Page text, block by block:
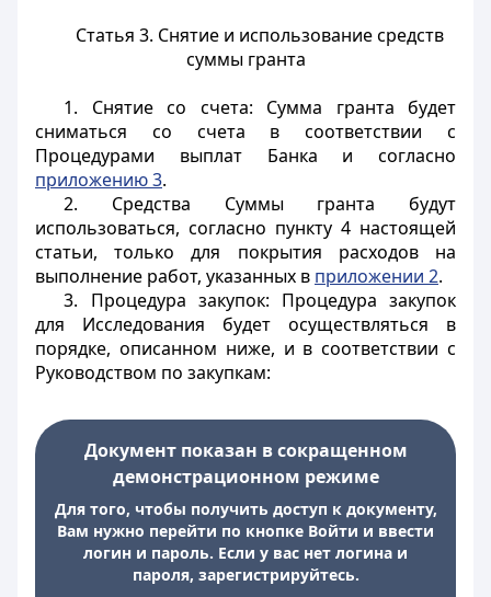
Статья 3. Снятие и использование средств
суммы гранта
1. Снятие со счета: Сумма гранта будет
сниматься со счета в соответствии с
Процедурами выплат Банка и согласно
приложению 3.
2. Средства Суммы гранта будут
использоваться, согласно пункту 4 настоящей
статьи, только для покрытия расходов на
выполнение работ, указанных в приложении 2.
3. Процедура закупок: Процедура закупок
для Исследования будет осуществляться в
порядке, описанном ниже, и в соответствии с
Руководством по закупкам:
Документ показан в сокращенном
демонстрационном режиме
Для того, чтобы получить доступ к документу,
Вам нужно перейти по кнопке Войти и ввести
логин и пароль. Если у вас нет логина и
пароля, зарегистрируйтесь.